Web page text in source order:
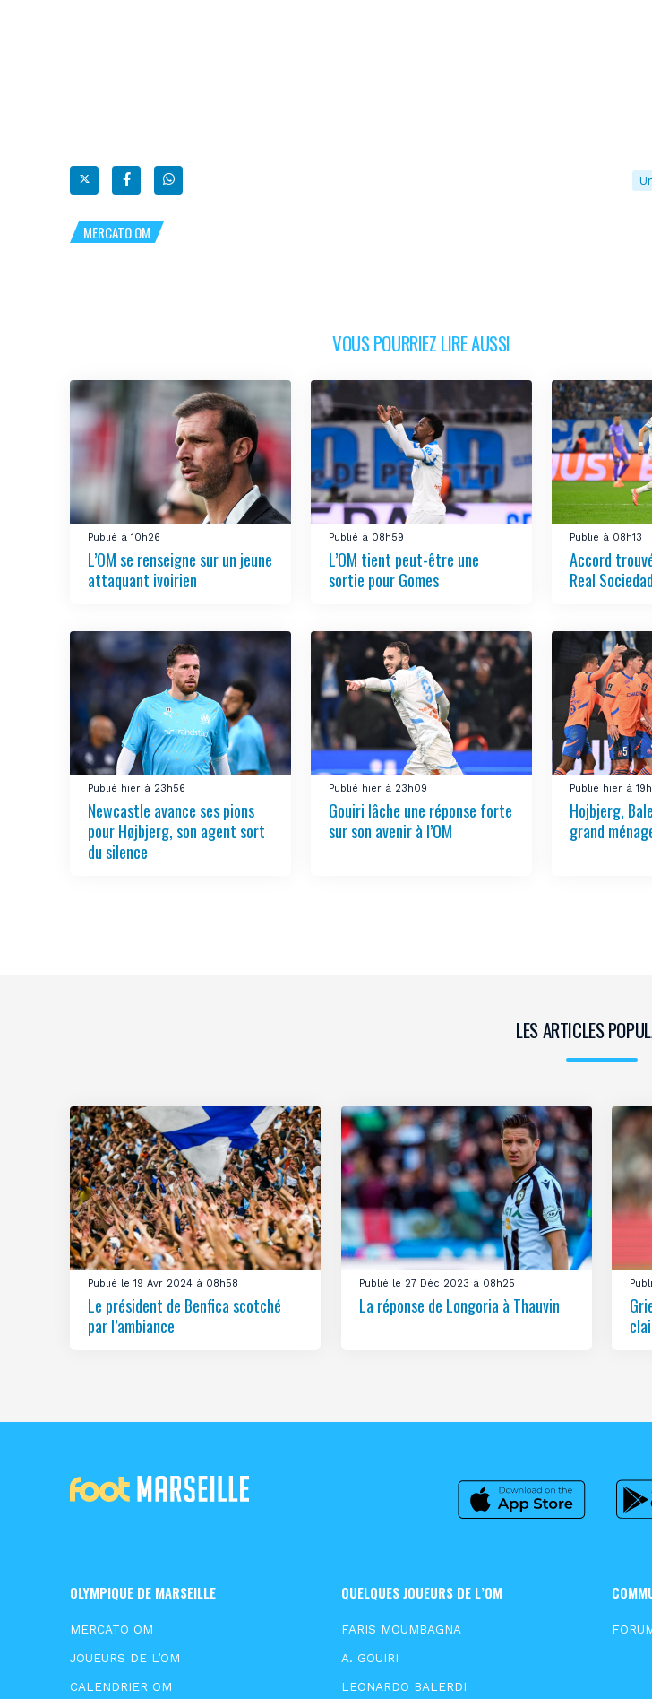
MERCATO OM
VOUS POURRIEZ LIRE AUSSI
Publié à 10h26
L’OM se renseigne sur un jeune
attaquant ivoirien
Publié à 08h59
L’OM tient peut-être une
sortie pour Gomes
Publié à 08h13
Accord
Real
Publié hier à 23h56
Newcastle avance ses pions
pour Højbjerg, son agent sort
du silence
Publié hier à 23h09
Gouiri lâche une réponse forte
sur son avenir à l’OM
Publié hier à
Hojbjerg,
grand
LES ARTICLES
Publié le 19 Avr 2024 à 08h58
Le président de Benfica scotché
par l’ambiance
Publié le 27 Déc 2023 à 08h25
La réponse de Longoria à Thauvin
OLYMPIQUE DE MARSEILLE
MERCATO OM
JOUEURS DE L’OM
CALENDRIER OM
QUELQUES JOUEURS DE L’OM
FARIS MOUMBAGNA
A. GOUIRI
LEONARDO BALERDI